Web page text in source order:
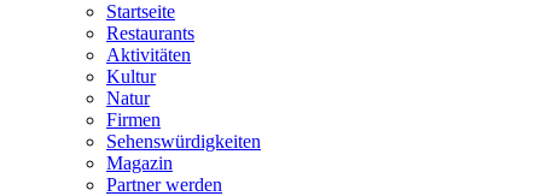
Startseite
Restaurants
Aktivitäten
Kultur
Natur
Firmen
Sehenswürdigkeiten
Magazin
Partner werden